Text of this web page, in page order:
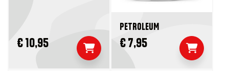
€ 10,95
PETROLEUM
€ 7,95